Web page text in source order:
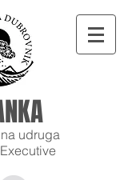
udruga